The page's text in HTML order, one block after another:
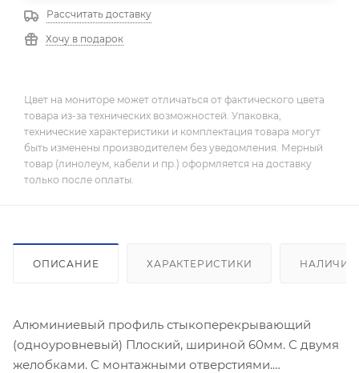
Рассчитать доставку
Хочу в подарок
Цвет на мониторе может отличаться от фактического цвета
товара из-за технических возможностей. Упаковка,
технические характеристики и комплектация товара могут
быть изменены производителем без уведомления. Мерный
товар (линолеум, кабели и пр.) оформляется на доставку
только после оплаты.
ОПИСАНИЕ ХАРАКТЕРИСТИКИ НАЛИЧИЕ
Алюминиевый профиль стыкоперекрывающий
(одноуровневый) Плоский, шириной 60мм. С двумя
желобками. С монтажными отверстиями.